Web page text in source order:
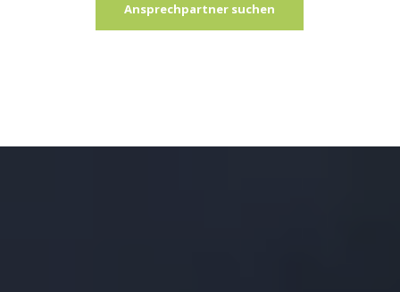
Ansprechpartner suchen